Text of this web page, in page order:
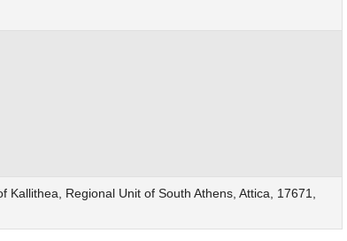
Regional Unit of South Athens, Attica, 17671,